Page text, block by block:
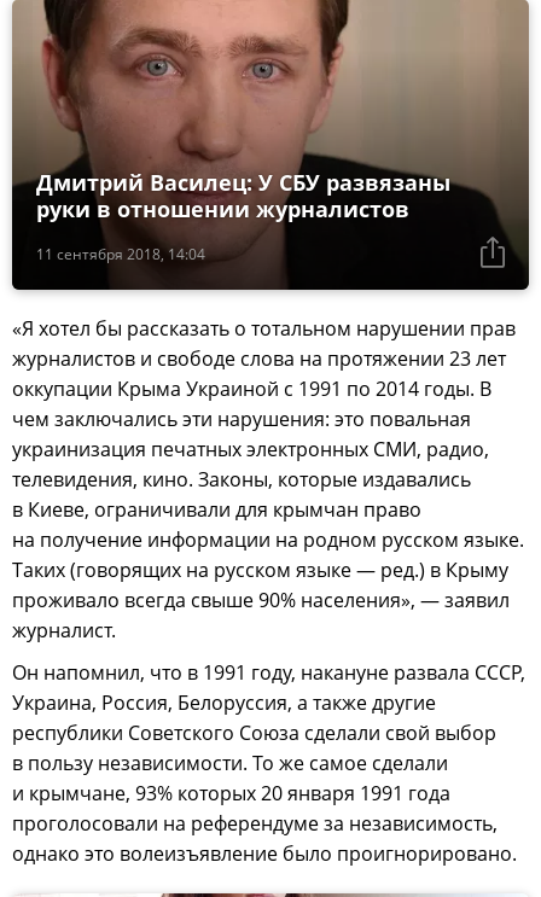
11 сентября 2018, 14:04
Дмитрий Василец: У СБУ развязаны
руки в отношении журналистов
«Я хотел бы рассказать о тотальном нарушении прав
журналистов и свободе слова на протяжении 23 лет
оккупации Крыма Украиной с 1991 по 2014 годы. В
чем заключались эти нарушения: это повальная
украинизация печатных электронных СМИ, радио,
телевидения, кино. Законы, которые издавались
в Киеве, ограничивали для крымчан право
на получение информации на родном русском языке.
Таких (говорящих на русском языке — ред.) в Крыму
проживало всегда свыше 90% населения», — заявил
журналист.
Он напомнил, что в 1991 году, накануне развала СССР,
Украина, Россия, Белоруссия, а также другие
республики Советского Союза сделали свой выбор
в пользу независимости. То же самое сделали
и крымчане, 93% которых 20 января 1991 года
проголосовали на референдуме за независимость,
однако это волеизъявление было проигнорировано.